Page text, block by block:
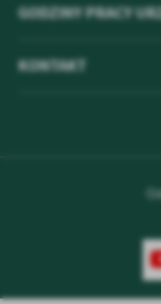
GODZINY PRACY
KONTAKT